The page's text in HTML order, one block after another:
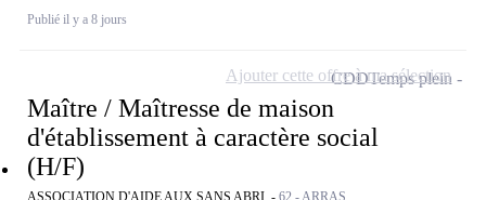
Publié il y a 8 jours
Maître / Maîtresse de maison
d'établissement à caractère social
(H/F)
ASSOCIATION D'AIDE AUX SANS ABRI - 62 - ARRAS
CDDTemps plein
Ajouter cette offre à ma sélection